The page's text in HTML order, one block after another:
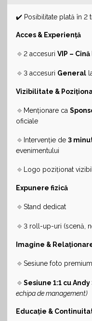
✔️ Posibilitate plată în 2
Acces & Experiență
🔹 2 accesuri VIP –
🔹 3 accesuri General
Vizibilitate &
🔹 Menționare ca
oficiale
🔹 Intervenție de 3
evenimentului
🔹 Logo poziționat
Expunere fizică
🔹 Stand dedicat
🔹 3 roll-up-uri (scenă,
Imagine &
🔹 Sesiune foto
🔹 Sesiune 1:1 cu
echipa de management)
Educație &